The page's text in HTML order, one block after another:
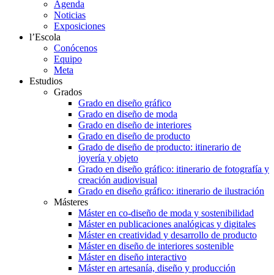
Agenda
Noticias
Exposiciones
l’Escola
Conócenos
Equipo
Meta
Estudios
Grados
Grado en diseño gráfico
Grado en diseño de moda
Grado en diseño de interiores
Grado en diseño de producto
Grado de diseño de producto: itinerario de
joyería y objeto
Grado en diseño gráfico: itinerario de fotografía y
creación audiovisual
Grado en diseño gráfico: itinerario de ilustración
Másteres
Máster en co-diseño de moda y sostenibilidad
Máster en publicaciones analógicas y digitales
Máster en creatividad y desarrollo de producto
Máster en diseño de interiores sostenible
Máster en diseño interactivo
Máster en artesanía, diseño y producción